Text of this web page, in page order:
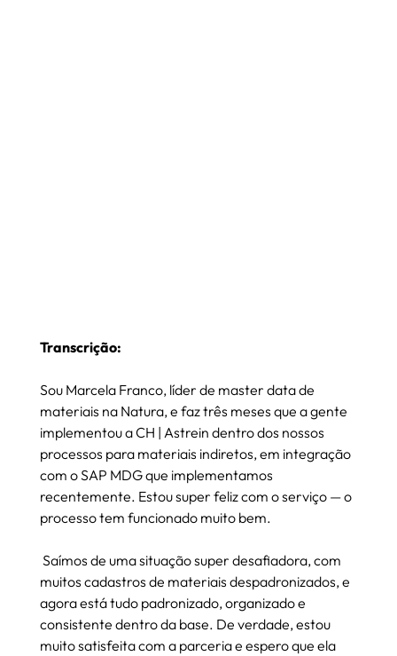
Transcrição:
Sou Marcela Franco, líder de master data de
materiais na Natura, e faz três meses que a gente
implementou a CH | Astrein dentro dos nossos
processos para materiais indiretos, em integração
com o SAP MDG que implementamos
recentemente. Estou super feliz com o serviço — o
processo tem funcionado muito bem.
muitos cadastros de materiais despadronizados, e
agora está tudo padronizado, organizado e
consistente dentro da base. De verdade, estou
muito satisfeita com a parceria e espero que ela